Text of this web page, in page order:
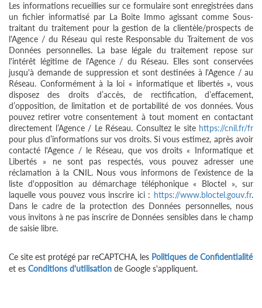
Les informations recueillies sur ce formulaire sont enregistrées dans
un fichier informatisé par La Boite Immo agissant comme Sous-
traitant du traitement pour la gestion de la clientèle/prospects de
l'Agence / du Réseau qui reste Responsable du Traitement de vos
Données personnelles. La base légale du traitement repose sur
l'intérêt légitime de l'Agence / du Réseau. Elles sont conservées
jusqu'à demande de suppression et sont destinées à l'Agence / au
Réseau. Conformément à la loi « informatique et libertés », vous
disposez des droits d’accès, de rectification, d’effacement,
d’opposition, de limitation et de portabilité de vos données. Vous
pouvez retirer votre consentement à tout moment en contactant
directement l’Agence / Le Réseau. Consultez le site https://cnil.fr/fr
pour plus d’informations sur vos droits. Si vous estimez, après avoir
contacté l'Agence / le Réseau, que vos droits « Informatique et
Libertés » ne sont pas respectés, vous pouvez adresser une
réclamation à la CNIL. Nous vous informons de l’existence de la
liste d'opposition au démarchage téléphonique « Bloctel », sur
laquelle vous pouvez vous inscrire ici : https://www.bloctel.gouv.fr.
Dans le cadre de la protection des Données personnelles, nous
vous invitons à ne pas inscrire de Données sensibles dans le champ
de saisie libre.
Ce site est protégé par reCAPTCHA, les Politiques de Confidentialité
et es Conditions d'utilisation de Google s'appliquent.